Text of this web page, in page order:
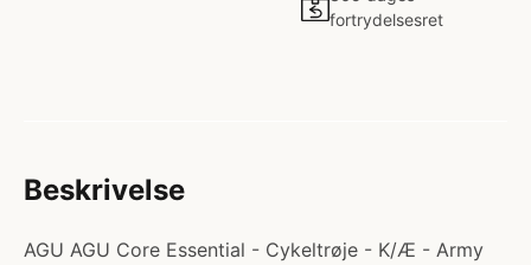
fortrydelsesret
Beskrivelse
AGU AGU Core Essential - Cykeltrøje - K/Æ - Army